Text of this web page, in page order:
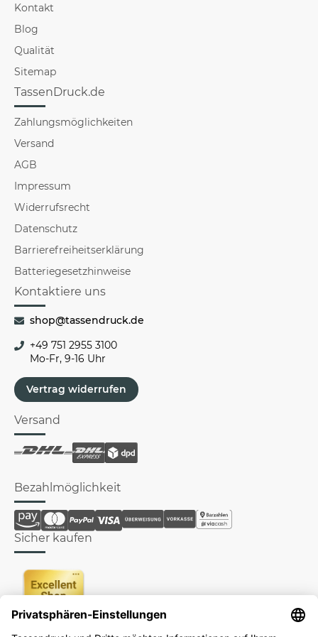
Kontakt
Blog
Qualität
Sitemap
TassenDruck.de
Zahlungsmöglichkeiten
Versand
AGB
Impressum
Widerrufsrecht
Datenschutz
Barrierefreiheitserklärung
Batteriegesetzhinweise
Kontaktiere uns
shop@tassendruck.de
+49 751 2955 3100
Mo-Fr, 9-16 Uhr
Vertrag widerrufen
Versand
Bezahlmöglichkeit
Sicher kaufen